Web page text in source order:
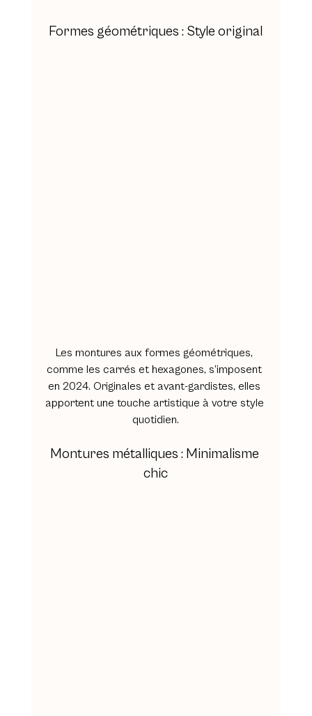
Formes géométriques : Style original
Les montures aux formes géométriques,
comme les carrés et hexagones, s’imposent
en 2024. Originales et avant-gardistes, elles
apportent une touche artistique à votre style
quotidien.
Montures métalliques : Minimalisme
chic